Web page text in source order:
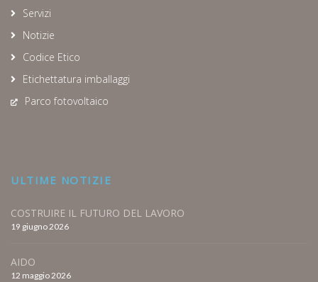
Servizi
Notizie
Codice Etico
Etichettatura imballaggi
Parco fotovoltaico
ULTIME NOTIZIE
COSTRUIRE IL FUTURO DEL LAVORO
19 giugno 2026
AIDO
12 maggio 2026